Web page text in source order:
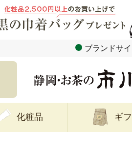
ブランドサ
化粧品 ギ